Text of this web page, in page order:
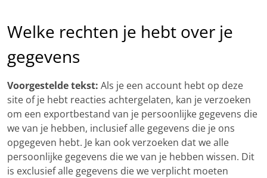
Welke rechten je hebt over je
gegevens
Voorgestelde tekst: Als je een account hebt op deze
site of je hebt reacties achtergelaten, kan je verzoeken
om een exportbestand van je persoonlijke gegevens die
we van je hebben, inclusief alle gegevens die je ons
opgegeven hebt. Je kan ook verzoeken dat we alle
persoonlijke gegevens die we van je hebben wissen. Dit
is exclusief alle gegevens die we verplicht moeten